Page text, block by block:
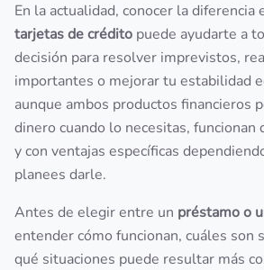
En la actualidad, conocer la diferencia
tarjetas de crédito puede ayudarte a
decisión para resolver imprevistos,
importantes o mejorar tu estabilidad
aunque ambos productos financieros
dinero cuando lo necesitas, funcionan
y con ventajas específicas
planees darle.
Antes de elegir entre un préstamo o
entender cómo funcionan, cuáles son
qué situaciones puede resultar más